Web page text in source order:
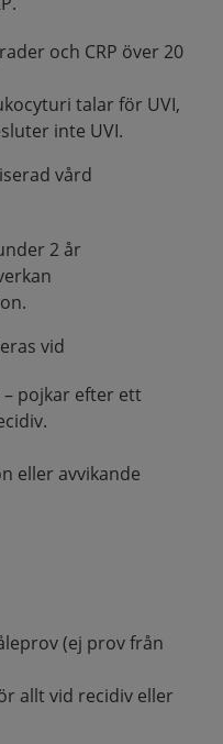
och CRP över 20
talar för UVI,
inte UVI.
vård
2 år
vid
pojkar efter ett
eller avvikande
(ej prov från
allt vid recidiv eller